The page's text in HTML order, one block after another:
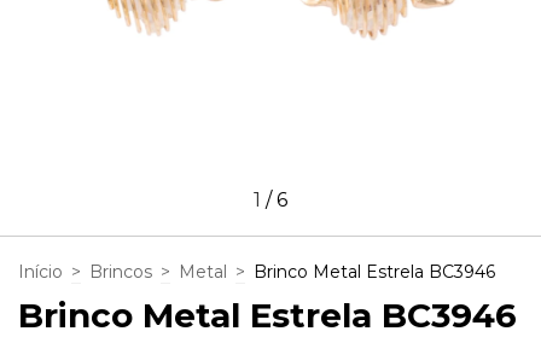
1 /6
Início > Brincos > Metal > Brinco Metal Estrela BC3946
Brinco Metal Estrela BC3946